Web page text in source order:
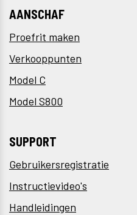
AANSCHAF
Proefrit maken
Verkooppunten
Model C
Model S800
SUPPORT
Gebruikersregistratie
Instructievideo's
Handleidingen